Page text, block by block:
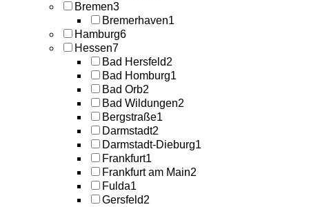
Bremen3
Bremerhaven1
Hamburg6
Hessen7
Bad Hersfeld2
Bad Homburg1
Bad Orb2
Bad Wildungen2
Bergstraße1
Darmstadt2
Darmstadt-Dieburg1
Frankfurt1
Frankfurt am Main2
Fulda1
Gersfeld2